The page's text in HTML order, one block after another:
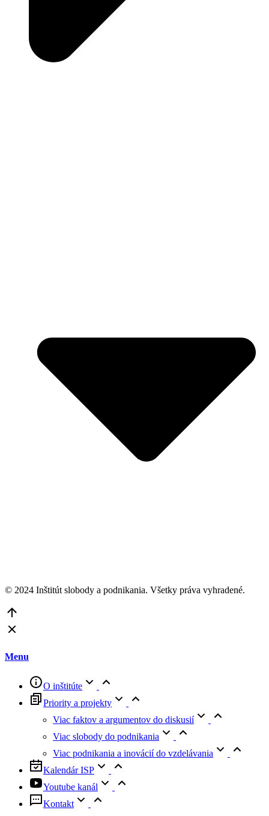
© 2024 Inštitút slobody a podnikania. Všetky práva vyhradené.
Menu
O inštitúte
Priority a projekty
Viac faktov a argumentov do diskusií
Viac slobody do podnikania
Viac podnikania a inovácií do vzdelávania
Kalendár ISP
Youtube kanál
Kontakt